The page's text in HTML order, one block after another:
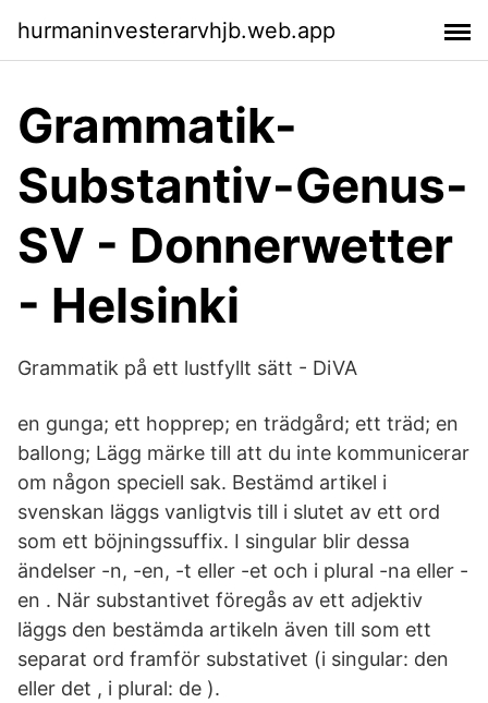
hurmaninvesterarvhjb.web.app
Grammatik-
Substantiv-Genus-
SV - Donnerwetter
- Helsinki
Grammatik på ett lustfyllt sätt - DiVA
en gunga; ett hopprep; en trädgård; ett träd; en
ballong; Lägg märke till att du inte kommunicerar
om någon speciell sak. Bestämd artikel i
svenskan läggs vanligtvis till i slutet av ett ord
som ett böjningssuffix. I singular blir dessa
ändelser -n, -en, -t eller -et och i plural -na eller -
en . När substantivet föregås av ett adjektiv
läggs den bestämda artikeln även till som ett
separat ord framför substativet (i singular: den
eller det , i plural: de ).